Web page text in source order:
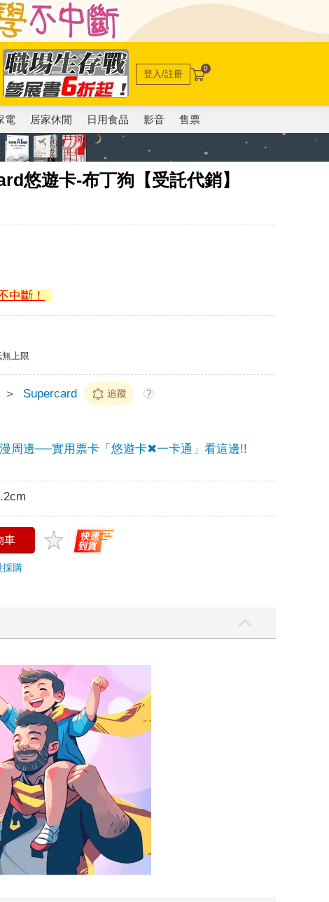
登入/註冊 0
電 居家休閒 日用食品 影音 售票
悠遊卡-布丁狗【受託代銷】
中斷！
無上限
＞ Supercard 追蹤 ?
周邊──實用票卡「悠遊卡✖一卡通」看這邊!!
車
採購